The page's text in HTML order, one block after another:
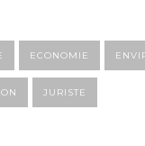
ECONOMIE
JURISTE